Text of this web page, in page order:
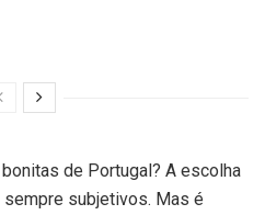
de Portugal? A escolha
subjetivos. Mas é